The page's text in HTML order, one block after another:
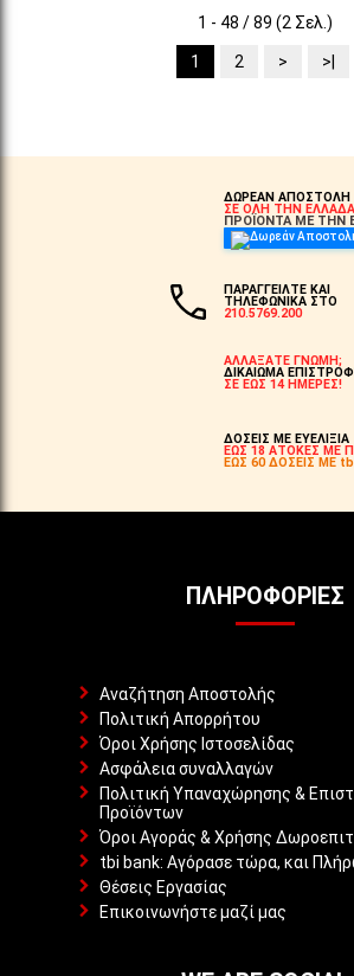
1 - 48 / 89 (2 Σελ.)
1 2 > >|
ΔΩΡΕΑΝ ΑΠΟΣΤΟΛΗ
ΣΕ ΟΛΗ ΤΗΝ
ΠΡΟΪΟΝΤΑ ΜΕ ΤΗΝ
ΠΑΡΑΓΓΕΙΛΤΕ ΚΑΙ
ΤΗΛΕΦΩΝΙΚΑ ΣΤΟ
210.5769.200
ΑΛΛΑΞΑΤΕ ΓΝΩΜΗ;
ΔΙΚΑΙΩΜΑ
ΣΕ ΕΩΣ 14 ΗΜΕΡΕΣ!
ΔΟΣΕΙΣ ΜΕ ΕΥΕΛΙΞΙΑ
ΕΩΣ 18 ΑΤΟΚΕΣ ΜΕ
ΕΩΣ 60 ΔΟΣΕΙΣ ΜΕ
ΠΛΗΡΟΦΟΡΊΕΣ
Αναζήτηση Αποστολής
Πολιτική Απορρήτου
Όροι Χρήσης Ιστοσελίδας
Ασφάλεια συναλλαγών
Πολιτική Υπαναχώρησης &
Προϊόντων
Όροι Αγοράς & Χρήσης
tbi bank: Αγόρασε τώρα, και
Θέσεις Εργασίας
Επικοινωνήστε μαζί μας